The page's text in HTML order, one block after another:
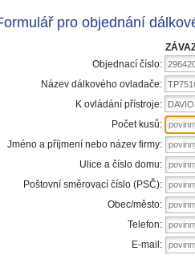
pro objednání
Objednací číslo:
Název dálkového ovladače:
K ovládání přístroje:
Počet kusů:
Jméno a příjmení nebo název firmy:
Ulice a číslo domu:
Poštovní směrovací číslo (PSČ):
Obec/město:
Telefon:
E-mail: